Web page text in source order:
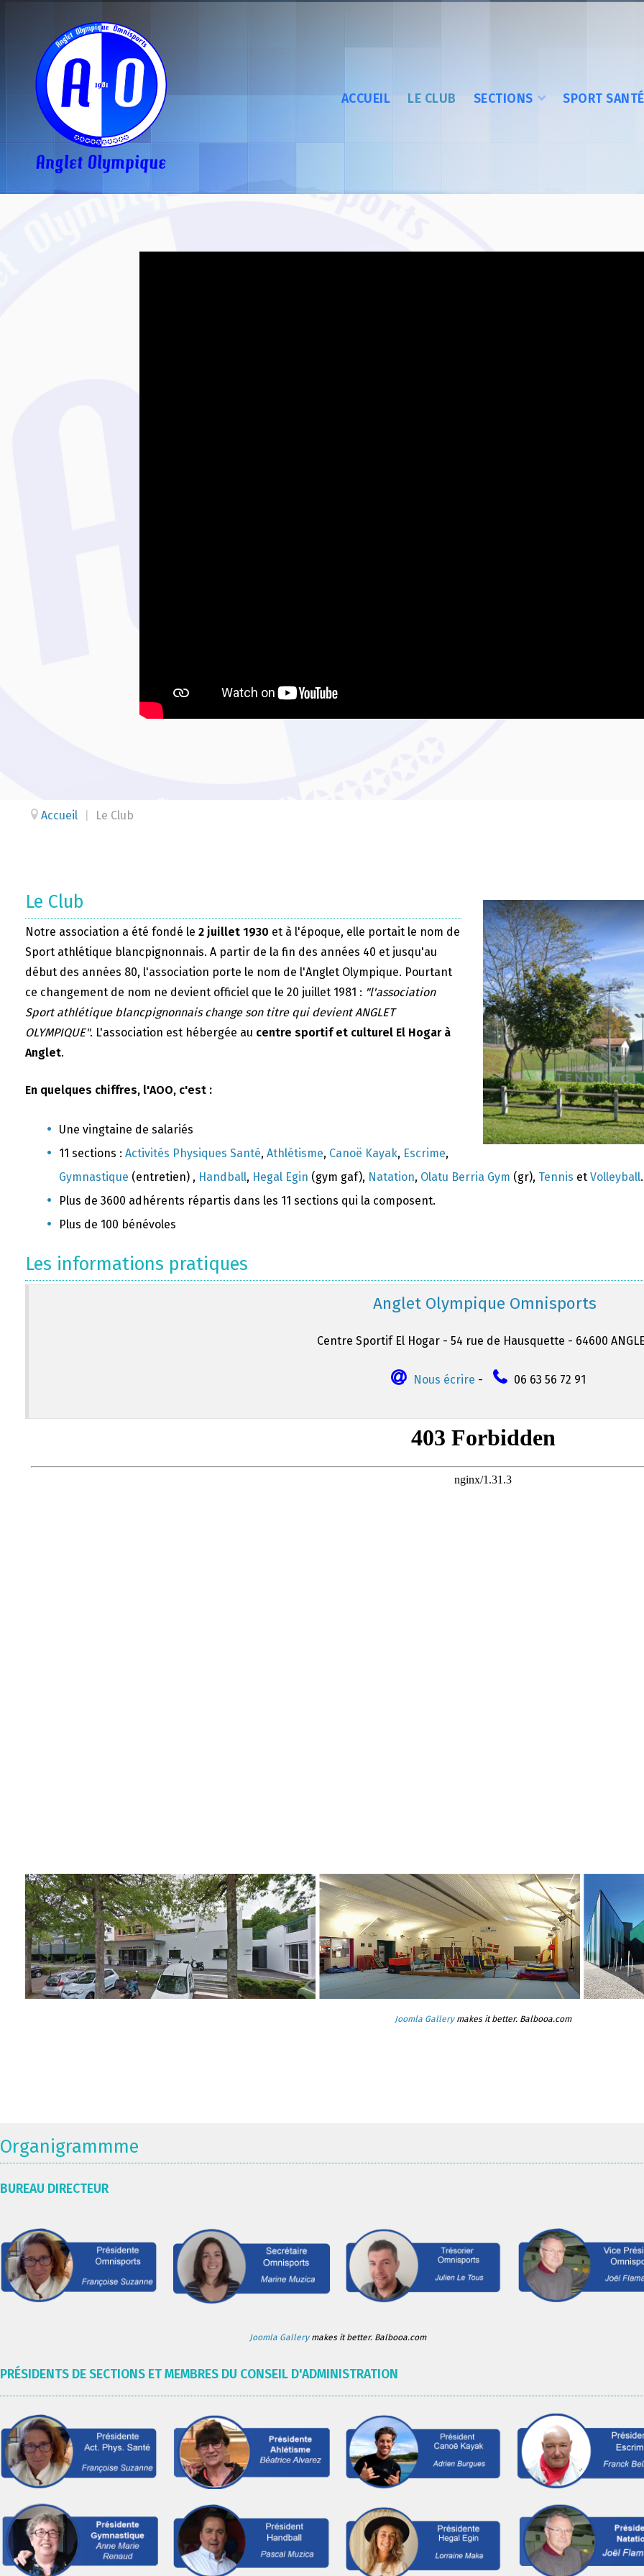
ACCUEIL LE CLUB SECTIONS SPORT SANTÉ
Accueil Le Club
Le Club
Notre association a été fondé le 2 juillet 1930 et à l'époque, elle portait le nom de
Sport athlétique blancpignonnais. A partir de la fin des années 40 et jusqu'au
début des années 80, l'association porte le nom de l'Anglet Olympique. Pourtant
ce changement de nom ne devient officiel que le 20 juillet 1981 : "l'association
Sport athlétique blancpignonnais change son titre qui devient ANGLET
OLYMPIQUE". L'association est hébergée au centre sportif et culturel El Hogar à
Anglet.
En quelques chiffres, l'AOO, c'est :
Une vingtaine de salariés
11 sections : Activités Physiques Santé, Athlétisme, Canoë Kayak, Escrime,
Gymnastique (entretien) , Handball, Hegal Egin (gym gaf), Natation, Olatu Berria Gym (gr), Tennis et Volleyball.
Plus de 3600 adhérents répartis dans les 11 sections qui la composent.
Plus de 100 bénévoles
Les informations pratiques
Anglet Olympique Omnisports
Centre Sportif El Hogar - 54 rue de Hausquette - 64600
Nous écrire - 06 63 56 72 91
Joomla Gallerymakes it better. Balbooa.com
Organigrammme
BUREAU DIRECTEUR
Joomla Gallerymakes it better. Balbooa.com
PRÉSIDENTS DE SECTIONS ET MEMBRES DU CONSEIL D'ADMINISTRATION